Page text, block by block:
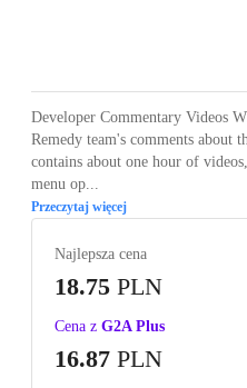
Developer Commentary Videos
Remedy team's comments about
contains about one hour of
menu op...
Przeczytaj więcej
Najlepsza cena
18.75 PLN
Cena z G2A Plus
16.87 PLN